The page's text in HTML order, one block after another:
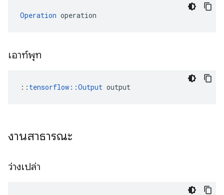
Operation operation
เอาท์พุท
:: tensorflow::Output output
งานสาธารณะ
ว่างเปล่า